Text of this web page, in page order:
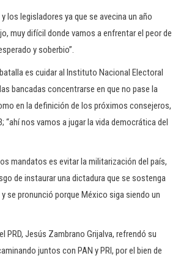
los legisladores ya que se avecina un año
muy difícil donde vamos a enfrentar el peor de
y soberbio”.
es cuidar al Instituto Nacional Electoral
bancadas concentrarse en que no pase la
en la definición de los próximos consejeros,
“ahí nos vamos a jugar la vida democrática del
mandatos es evitar la militarización del país,
de instaurar una dictadura que se sostenga
se pronunció porque México siga siendo un
PRD, Jesús Zambrano Grijalva, refrendó su
juntos con PAN y PRI, por el bien de